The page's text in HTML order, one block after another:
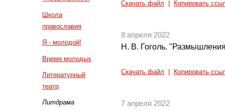
Школа
православия
Я - молодой!
Время молодых
Литературный
театр
Литдрама
Скачать файл Копировать
8 апреля 2022
Н. В. Гоголь.
Скачать файл Копировать
7 апреля 2022